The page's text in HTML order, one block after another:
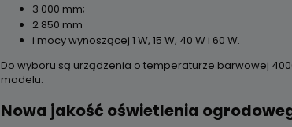
3 000 mm;
2 850 mm
i mocy wynoszącej 1 W, 15 W, 40 W i 60 W.
Do wyboru są urządzenia o temperaturze barwowej
modelu.
Nowa jakość oświetlenia